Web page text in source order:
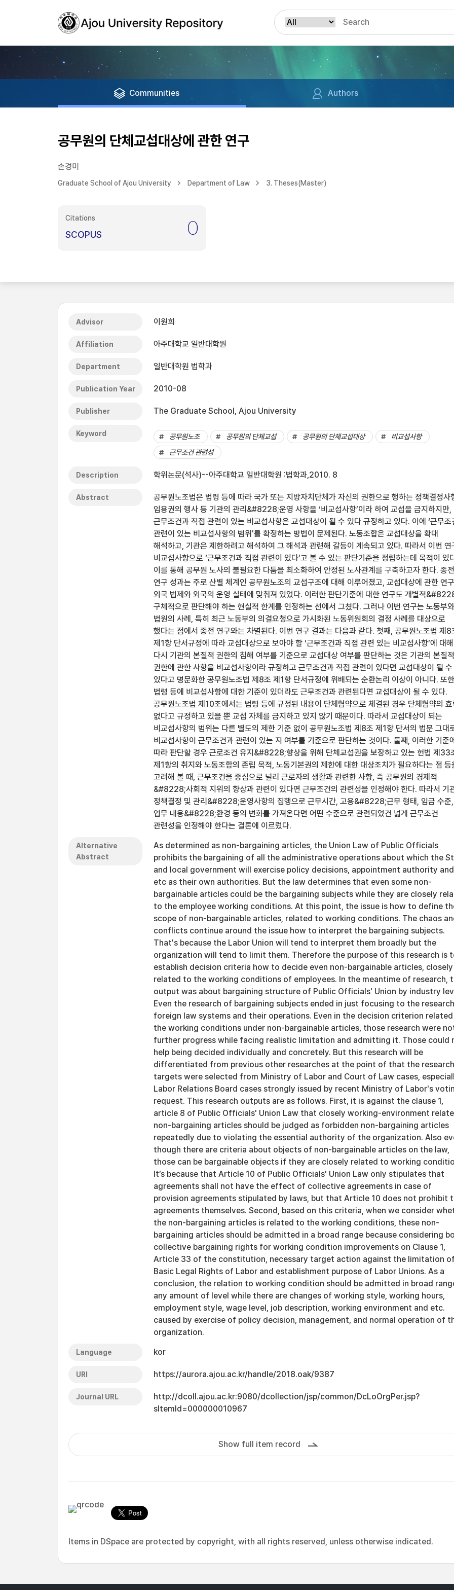
Communities Authors
공무원의 단체교섭대상에 관한 연구
손경미
Graduate School of Ajou University Department of Law 3. Theses(Master)
Citations
SCOPUS 0
Advisor 이원희
Affiliation 아주대학교 일반대학원
Department 일반대학원 법학과
Publication Year 2010-08
Publisher The Graduate School, Ajou University
Keyword 공무원노조 공무원의 단체교섭 공무원의 단체교섭대상
비교섭사항
근무조건 관련성
Description 학위논문(석사)--아주대학교 일반대학원 :법학과,2010. 8
Abstract
공무원노조법은 법령 등에 따라 국가 또는 지방자치단체가 자신의 권한으로 행하는 정책결정사
임용권의 행사 등 기관의 관리&#8228;운영 사항을 ‘비교섭사항’이라 하여 교섭을 금지하지만,
근무조건과 직접 관련이 있는 비교섭사항은 교섭대상이 될 수 있다 규정하고 있다. 이에 ‘근무조
관련이 있는 비교섭사항의 범위'를 확정하는 방법이 문제된다. 노동조합은 교섭대상을 확대
해석하고, 기관은 제한하려고 해석하여 그 해석과 관련해 갈등이 계속되고 있다. 따라서 이번 연
비교섭사항으로 ‘근무조건과 직접 관련이 있다’고 볼 수 있는 판단기준을 정립하는데 목적이 있
이를 통해 공무원 노사의 불필요한 다툼을 최소화하여 안정된 노사관계를 구축하고자 한다. 종
연구 성과는 주로 산별 체계인 공무원노조의 교섭구조에 대해 이루어졌고, 교섭대상에 관한 연
외국 법제와 외국의 운영 실태에 맞춰져 있었다. 이러한 판단기준에 대한 연구도 개별적
구체적으로 판단해야 하는 현실적 한계를 인정하는 선에서 그쳤다. 그러나 이번 연구는 노동부와
법원의 사례, 특히 최근 노동부의 의결요청으로 가시화된 노동위원회의 결정 사례를 대상으로
했다는 점에서 종전 연구와는 차별된다. 이번 연구 결과는 다음과 같다. 첫째, 공무원노조법 제8
제1항 단서규정에 따라 교섭대상으로 보아야 할 ‘근무조건과 직접 관련 있는 비교섭사항’에 대해
다시 기관의 본질적 권한의 침해 여부를 기준으로 교섭대상 여부를 판단하는 것은 기관의 본질적
권한에 관한 사항을 비교섭사항이라 규정하고 근무조건과 직접 관련이 있다면 교섭대상이 될 수
있다고 명문화한 공무원노조법 제8조 제1항 단서규정에 위배되는 순환논리 이상이 아니다. 또한
법령 등에 비교섭사항에 대한 기준이 있더라도 근무조건과 관련된다면 교섭대상이 될 수 있다.
공무원노조법 제10조에서는 법령 등에 규정된 내용이 단체협약으로 체결된 경우 단체협약의 효
없다고 규정하고 있을 뿐 교섭 자체를 금지하고 있지 않기 때문이다. 따라서 교섭대상이 되는
비교섭사항의 범위는 다른 별도의 제한 기준 없이 공무원노조법 제8조 제1항 단서의 법문 그대
비교섭사항이 근무조건과 관련이 있는 지 여부를 기준으로 판단하는 것이다. 둘째, 이러한 기준에
따라 판단할 경우 근로조건 유지&#8228;향상을 위해 단체교섭권을 보장하고 있는 헌법 제33
제1항의 취지와 노동조합의 존립 목적, 노동기본권의 제한에 대한 대상조치가 필요하다는 점 등
고려해 볼 때, 근무조건을 중심으로 널리 근로자의 생활과 관련한 사항, 즉 공무원의 경제적
&#8228;사회적 지위의 향상과 관련이 있다면 근무조건의 관련성을 인정해야 한다. 따라서 기
정책결정 및 관리&#8228;운영사항의 집행으로 근무시간, 고용&#8228;근무 형태, 임금 수준,
업무 내용&#8228;환경 등의 변화를 가져온다면 어떤 수준으로 관련되었건 넓게 근무조건
관련성을 인정해야 한다는 결론에 이르렀다.
Alternative
Abstract
As determined as non-bargaining articles, the Union Law of Public Officials
prohibits the bargaining of all the administrative operations about which the
and local government will exercise policy decisions, appointment authority and
etc as their own authorities. But the law determines that even some non-
bargainable articles could be the bargaining subjects while they are closely
to the employee working conditions. At this point, the issue is how to define
scope of non-bargainable articles, related to working conditions. The chaos
conflicts continue around the issue how to interpret the bargaining subjects.
That's because the Labor Union will tend to interpret them broadly but the
organization will tend to limit them. Therefore the purpose of this research is
establish decision criteria how to decide even non-bargainable articles, closely
related to the working conditions of employees. In the meantime of research,
output was about bargaining structure of Public Officials' Union by industry
Even the research of bargaining subjects ended in just focusing to the
foreign law systems and their operations. Even in the decision criterion
the working conditions under non-bargainable articles, those research were
further progress while facing realistic limitation and admitting it. Those could
help being decided individually and concretely. But this research will be
differentiated from previous other researches at the point of that the research
targets were selected from Ministry of Labor and Court of Law cases,
Labor Relations Board cases strongly issued by recent Ministry of Labor's
request. This research outputs are as follows. First, it is against the clause 1,
article 8 of Public Officials' Union Law that closely working-environment
non-bargaining articles should be judged as forbidden non-bargaining articles
repeatedly due to violating the essential authority of the organization. Also
though there are criteria about objects of non-bargainable articles on the law,
those can be bargainable objects if they are closely related to working
It’s because that Article 10 of Public Officials' Union Law only stipulates that
agreements shall not have the effect of collective agreements in case of
provision agreements stipulated by laws, but that Article 10 does not prohibit
agreements themselves. Second, based on this criteria, when we consider
the non-bargaining articles is related to the working conditions, these non-
bargaining articles should be admitted in a broad range because considering
collective bargaining rights for working condition improvements on Clause 1,
Article 33 of the constitution, necessary target action against the limitation of
Basic Legal Rights of Labor and establishment purpose of Labor Unions. As a
conclusion, the relation to working condition should be admitted in broad
any amount of level while there are changes of working style, working hours,
employment style, wage level, job description, working environment and etc.
caused by exercise of policy decision, management, and normal operation of
organization.
Language kor
URI https://aurora.ajou.ac.kr/handle/2018.oak/9387
Journal URL
http://dcoll.ajou.ac.kr:9080/dcollection/jsp/common/DcLoOrgPer.jsp?
sItemId=000000010967
Show full item record
Items in DSpace are protected by copyright, with all rights reserved, unless otherwise indicated.